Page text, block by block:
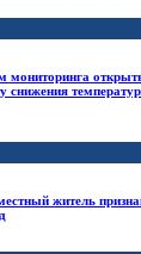
мониторинга
снижения
житель